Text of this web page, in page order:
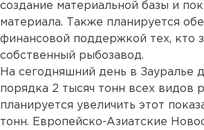
создание материальной базы и
материала. Также планируется
финансовой поддержкой тех, кто
собственный рыбозавод.
На сегодняшний день в Зауралье
порядка 2 тысяч тонн всех видов
планируется увеличить этот
тонн. Европейско-Азиатские